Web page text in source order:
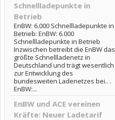
Schnellladepunkte in
Betrieb
EnBW: 6.000 Schnellladepunkte in
Betrieb: EnBW: 6.000
Schnellladepunkte in Betrieb
Inzwischen betreibt die EnBW das
größte Schnellladenetz in
Deutschland und trägt wesentlich
zur Entwicklung des
bundesweiten Ladenetzes bei.. .
EnBW:...
EnBW und ACE vereinen
Kräfte: Neuer Ladetarif